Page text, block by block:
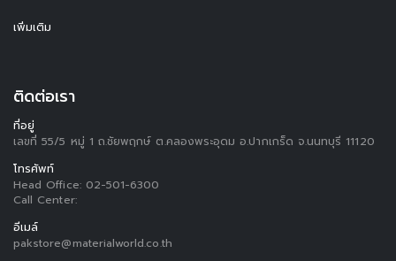
เพิ่มเติม
ติดต่อเรา
ที่อยู่
เลขที่ 55/5 หมู่ 1 ถ.ชัยพฤกษ์ ต.คลองพระอุดม อ.ปากเกร็ด จ.นนทบุรี 11120
โทรศัพท์
Head Office: 02-501-6300
Call Center:
อีเมล์
pakstore@materialworld.co.th